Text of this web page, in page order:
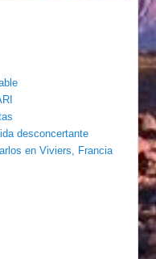
desconcertante
en Viviers, Francia